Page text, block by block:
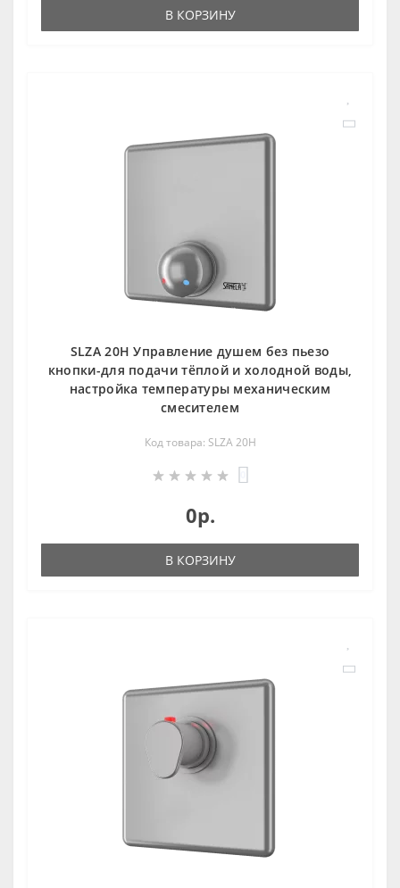
В КОРЗИНУ
SLZA 20H Управление душем без пьезо
кнопки-для подачи тёплой и холодной воды,
настройка температуры механическим
смесителем
Код товара: SLZA 20H
0р.
В КОРЗИНУ